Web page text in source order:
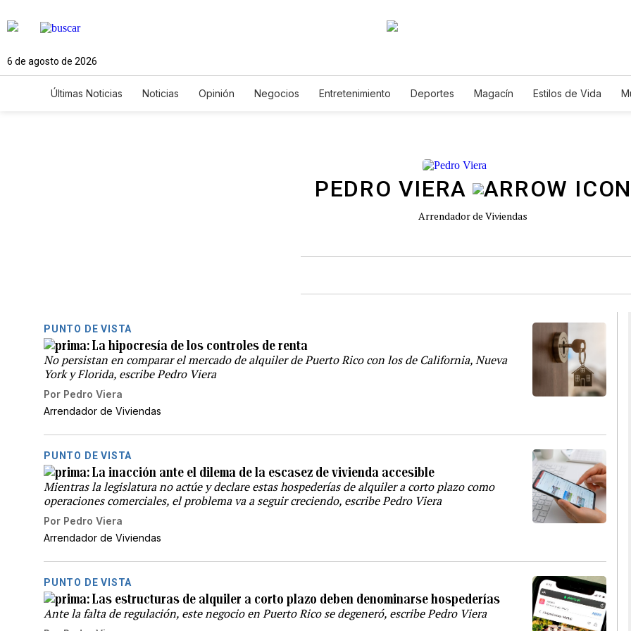
6 de agosto de 2026
Últimas Noticias Noticias Opinión Negocios Entretenimiento Deportes Magacín Estilos de Vida
PEDRO VIERA
Arrendador de Viviendas
PUNTO DE VISTA
La hipocresía de los controles de renta
No persistan en comparar el mercado de alquiler de Puerto Rico con los de California, Nueva
York y Florida, escribe Pedro Viera
Por Pedro Viera
Arrendador de Viviendas
PUNTO DE VISTA
La inacción ante el dilema de la escasez de vivienda accesible
Mientras la legislatura no actúe y declare estas hospederías de alquiler a corto plazo como
operaciones comerciales, el problema va a seguir creciendo, escribe Pedro Viera
Por Pedro Viera
Arrendador de Viviendas
PUNTO DE VISTA
Las estructuras de alquiler a corto plazo deben denominarse hospederías
Ante la falta de regulación, este negocio en Puerto Rico se degeneró, escribe Pedro Viera